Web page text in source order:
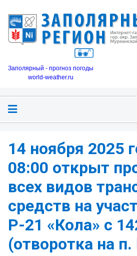
Заполярный - прогноз погоды
world-weather.ru
14 ноября 2025
08:00 открыт
всех видов
средств на
Р-21 «Кола» с
(отворотка на